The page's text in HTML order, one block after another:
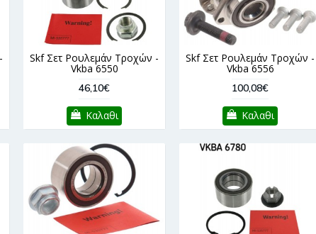
Skf Σετ Ρουλεμάν Τροχών -
Vkba 6550
46,10€
Καλαθι
Skf Σετ Ρουλεμάν Τροχών -
Vkba 6556
100,08€
Καλαθι